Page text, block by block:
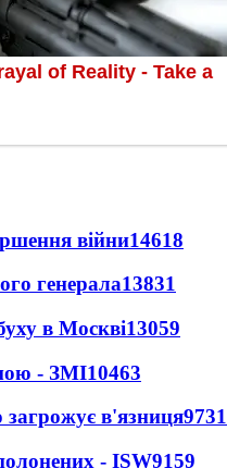
війни14618
генерала13831
в Москві13059
- ЗМІ10463
в'язниця9731
- ISW9159